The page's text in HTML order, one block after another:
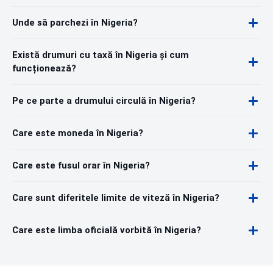
Unde să parchezi în Nigeria?
Există drumuri cu taxă în Nigeria și cum
funcționează?
Pe ce parte a drumului circulă în Nigeria?
Care este moneda în Nigeria?
Care este fusul orar în Nigeria?
Care sunt diferitele limite de viteză în Nigeria?
Care este limba oficială vorbită în Nigeria?